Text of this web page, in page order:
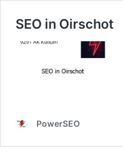
SEO in Oirschot
PowerSEO